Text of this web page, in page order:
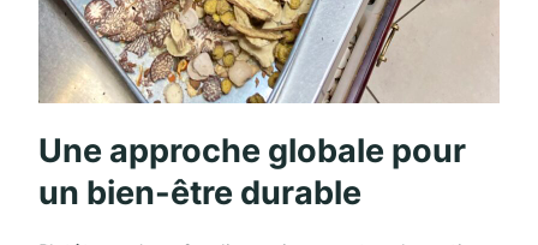
Une approche globale pour
un bien-être durable